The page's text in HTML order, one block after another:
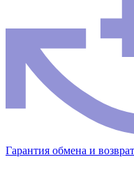
Гарантия обмена и